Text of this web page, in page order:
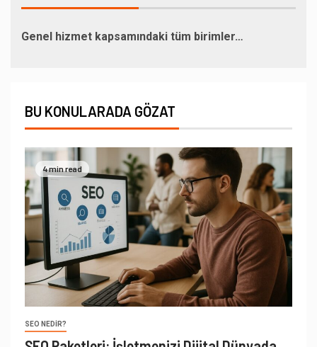
Genel hizmet kapsamındaki tüm birimler…
BU KONULARADA GÖZAT
4 min read
SEO NEDIR?